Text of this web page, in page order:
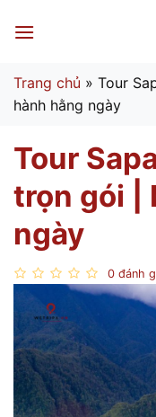
qua
dung
Trang chủ » Tour
hành hằng ngày
Tour
trọn gói |
ngày
0 đánh